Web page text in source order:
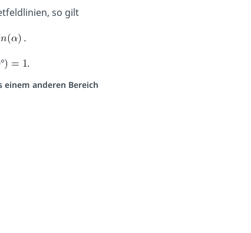
so gilt
.
° .
anderen Bereich